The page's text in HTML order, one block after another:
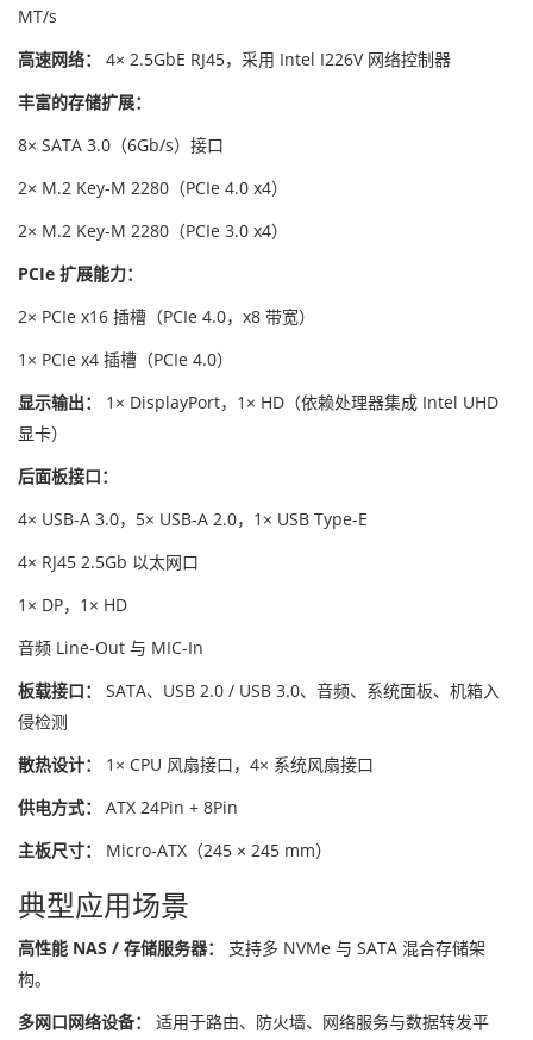
MT/s
高速网络：
4× 2.5GbE RJ45，采用 Intel I226V 网络控制器
丰富的存储扩展：
8× SATA 3.0（6Gb/s）接口
2× M.2 Key-M 2280（PCIe 4.0 x4）
2× M.2 Key-M 2280（PCIe 3.0 x4）
PCIe 扩展能力：
2× PCIe x16 插槽（PCIe 4.0，x8 带宽）
1× PCIe x4 插槽（PCIe 4.0）
显示输出：
1× DisplayPort，1× HD（依赖处理器集成 Intel UHD
显卡）
后面板接口：
4× USB-A 3.0，5× USB-A 2.0，1× USB Type-E
4× RJ45 2.5Gb 以太网口
1× DP，1× HD
音频 Line-Out 与 MIC-In
板载接口：
SATA、USB 2.0 / USB 3.0、音频、系统面板、机箱入
侵检测
散热设计：
1× CPU 风扇接口，4× 系统风扇接口
供电方式：
ATX 24Pin + 8Pin
主板尺寸：
Micro-ATX（245 × 245 mm）
典型应用场景
高性能 NAS / 存储服务器：
支持多 NVMe 与 SATA 混合存储架
构。
多网口网络设备：
适用于路由、防火墙、网络服务与数据转发平